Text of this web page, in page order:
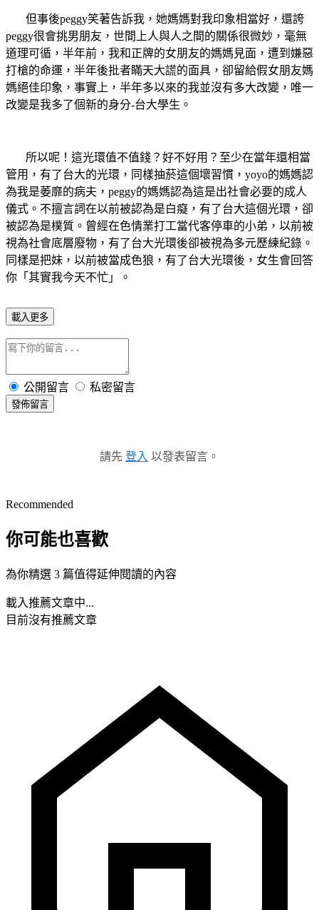
但事後peggy笑著告訴我，她媽媽對我印象相當好，還誇
peggy很會挑男朋友，世間上人與人之間的關係很微妙，毫無
道理可循，半年前，我和正牌的女朋友的媽媽見面，遭到嫌惡
打槍的命運，半年後批者瞞天大謊的面具，卻留給假女朋友媽
媽絕佳印象，事實上，半年多以來的我並沒有多大改變，唯一
改變是我多了個新的身分-台大學生。
所以呢！這光環值不值錢？好不好用？至少在當年還相當
管用，有了台大的光環，同樣抽菸這個壞習慣， yoyo的媽媽認
為我是萎靡的病夫， peggy的媽媽認為這是出社會必要的成人
儀式。不擅言詞在以前被認為是白癡，有了台大這個光環，卻
被認為是樸質。曾經在色情業打工當代客停車的小弟，以前被
視為社會底層廢物，有了台大光環後卻被視為多元歷練紀錄。
同樣是把妹，以前被當成色狼，有了台大光環後，女生會回答
你「其實我今天不忙」。
載入更多
公開留言 私密留言
發佈留言
請先 登入 以發表留言。
Recommended
你可能也喜歡
為你精選 3 篇值得延伸閱讀的內容
載入推薦文章中...
目前沒有推薦文章